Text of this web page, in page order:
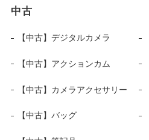
中古
【中古】デジタルカメラ
【中古】アクションカム
【中古】カメラアクセサリー
【中古】バッグ